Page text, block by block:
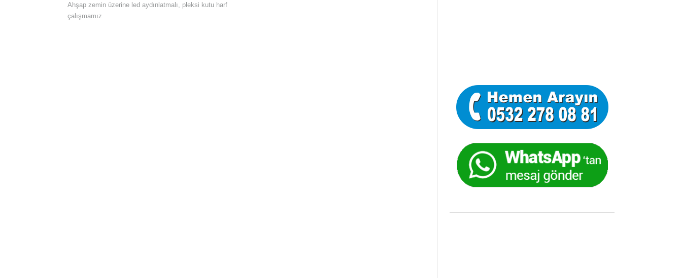
Ahşap zemin üzerine led aydınlatmalı, pleksi kutu harf
çalışmamız